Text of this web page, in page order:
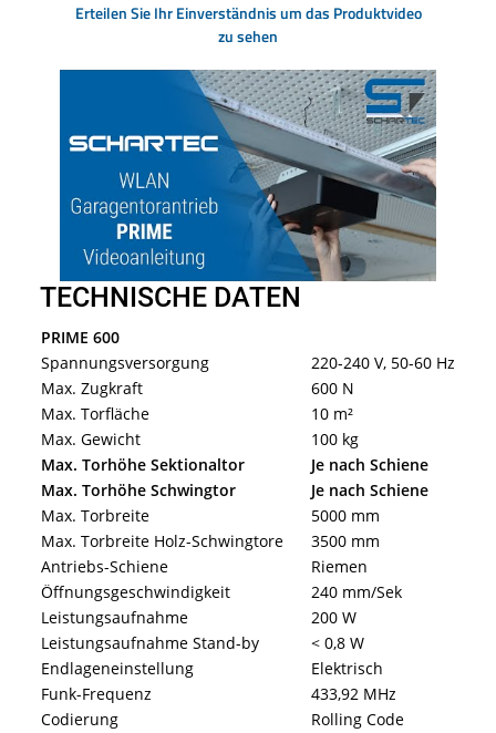
Erteilen Sie Ihr Einverständnis um das Produktvideo
zu sehen
TECHNISCHE DATEN
PRIME 600
Spannungsversorgung
220-240 V, 50-60 Hz
Max. Zugkraft
600 N
Max. Torfläche
10 m²
Max. Gewicht
100 kg
Max. Torhöhe Sektionaltor
Je nach Schiene
Max. Torhöhe Schwingtor
Je nach Schiene
Max. Torbreite
5000 mm
Max. Torbreite Holz-Schwingtore
3500 mm
Antriebs-Schiene
Riemen
Öffnungsgeschwindigkeit
240 mm/Sek
Leistungsaufnahme
200 W
Leistungsaufnahme Stand-by
< 0,8 W
Endlageneinstellung
Elektrisch
Funk-Frequenz
433,92 MHz
Codierung
Rolling Code